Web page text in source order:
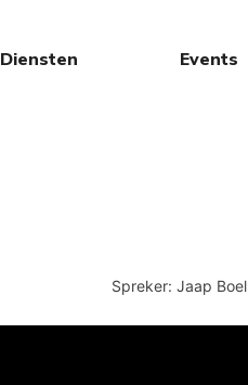
Diensten Events
Spreker: Jaap Boel